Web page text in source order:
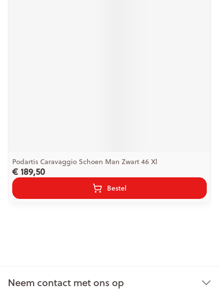
Podartis Caravaggio Schoen Man Zwart 46 Xl
€ 189,50
Bestel
Neem contact met ons op